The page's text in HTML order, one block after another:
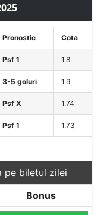
Pronostic Cota
Psf 1 1.8
3-5 goluri 1.9
Psf X 1.74
Psf 1 1.73
pe biletul zilei
Bonus